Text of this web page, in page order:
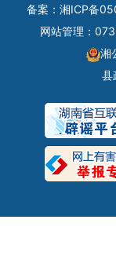
备案： 湘ICP备
网站管理：
湘
县